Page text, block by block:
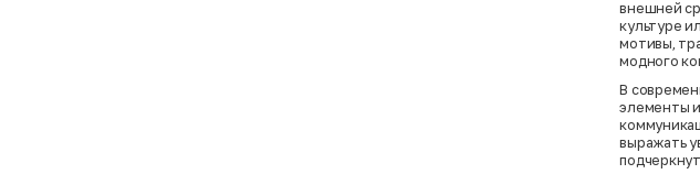
внешней
культуре
мотивы,
модного
В
элементы
выражать